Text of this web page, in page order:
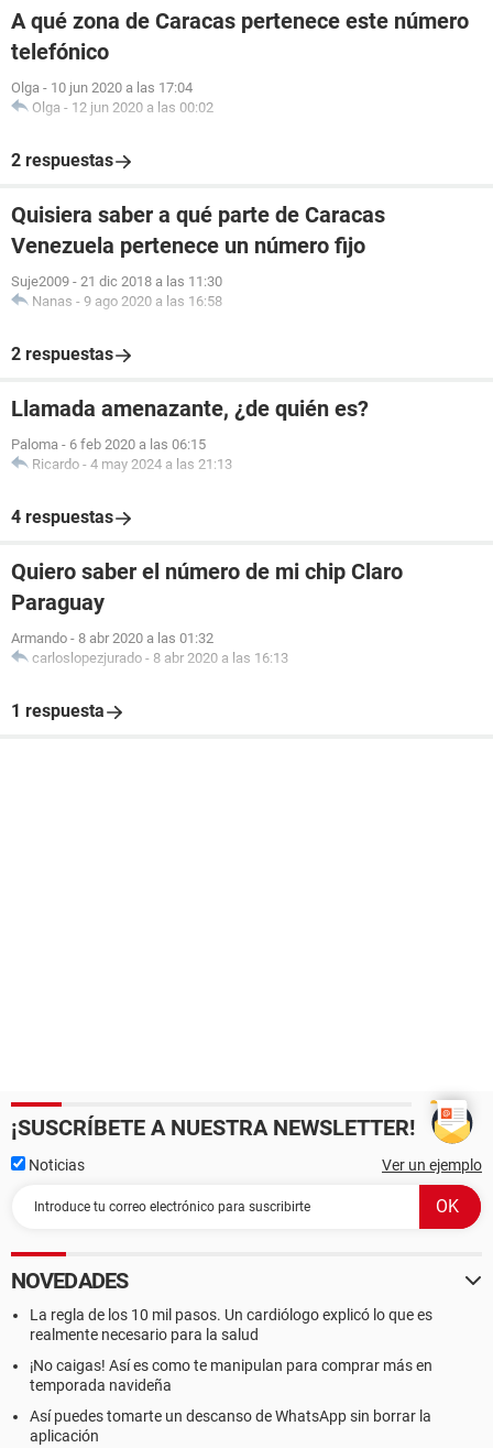
A qué zona de Caracas pertenece este número
telefónico
Olga - 10 jun 2020 a las 17:04
Olga - 12 jun 2020 a las 00:02
2 respuestas
Quisiera saber a qué parte de Caracas
Venezuela pertenece un número fijo
Suje2009 - 21 dic 2018 a las 11:30
Nanas - 9 ago 2020 a las 16:58
2 respuestas
Llamada amenazante, ¿de quién es?
Paloma - 6 feb 2020 a las 06:15
Ricardo - 4 may 2024 a las 21:13
4 respuestas
Quiero saber el número de mi chip Claro
Paraguay
Armando - 8 abr 2020 a las 01:32
carloslopezjurado - 8 abr 2020 a las 16:13
1 respuesta
¡SUSCRÍBETE A NUESTRA NEWSLETTER!
Noticias Ver un ejemplo
NOVEDADES
La regla de los 10 mil pasos. Un cardiólogo explicó lo que es
realmente necesario para la salud
¡No caigas! Así es como te manipulan para comprar más en
temporada navideña
Así puedes tomarte un descanso de WhatsApp sin borrar la
aplicación